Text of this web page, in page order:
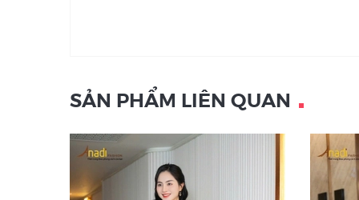
SẢN PHẨM LIÊN QUAN